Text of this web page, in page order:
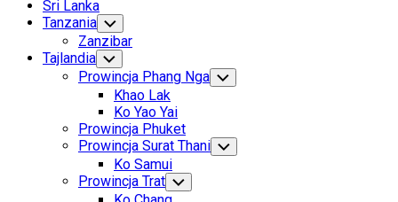
Sri Lanka
Tanzania Toggle
Child
Menu
Zanzibar
Tajlandia Toggle
Child
Menu
Prowincja Phang Nga Toggle
Child
Khao Lak
Ko Yao Yai
Prowincja Phuket
Prowincja Surat Thani Toggle
Child
Ko Samui
Prowincja Trat Toggle
Child